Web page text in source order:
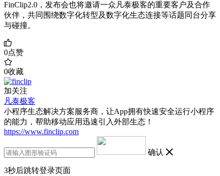
FinClip2.0，发布会也将邀请一众凡泰极客的重要客户及合作
伙伴，共同围绕数字化转型及数字化生态连接等话题同台分享
与碰撞。
0点赞
0收藏
加关注
凡泰极客
小程序生态解决方案服务商，让App拥有快速安全运行小程序
的能力，帮助移动应用迅速引入外部生态！
https://www.finclip.com
确认
3秒后跳转登录页面